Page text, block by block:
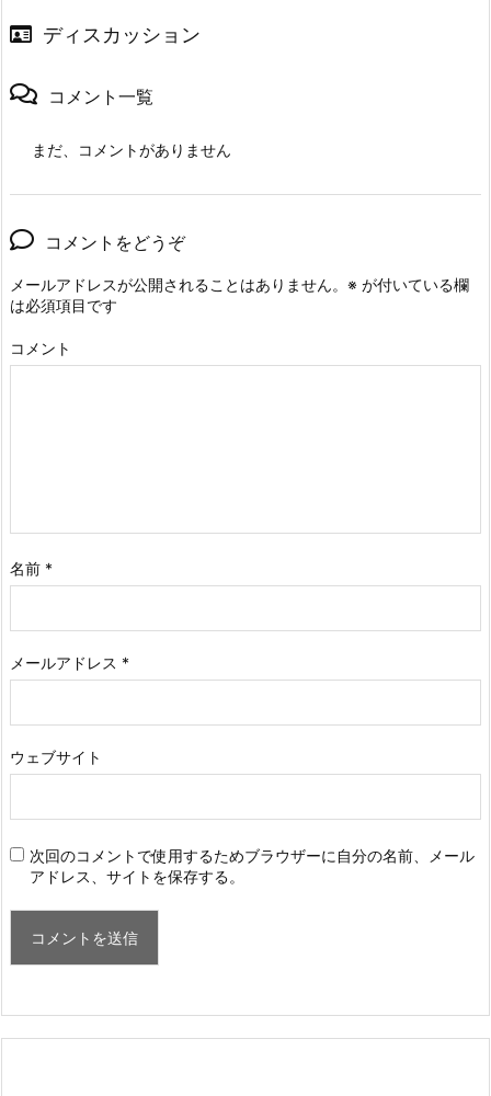
ディスカッション
コメント一覧
まだ、コメントがありません
コメントをどうぞ
メールアドレスが公開されることはありません。 ※ が付いている欄
は必須項目です
コメント
名前 *
メールアドレス *
ウェブサイト
次回のコメントで使用するためブラウザーに自分の名前、メール
アドレス、サイトを保存する。